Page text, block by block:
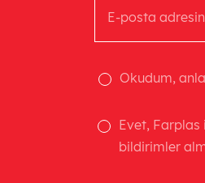
Okudum,
Evet, Farplas
bildirimler